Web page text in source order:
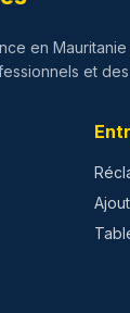
en
et